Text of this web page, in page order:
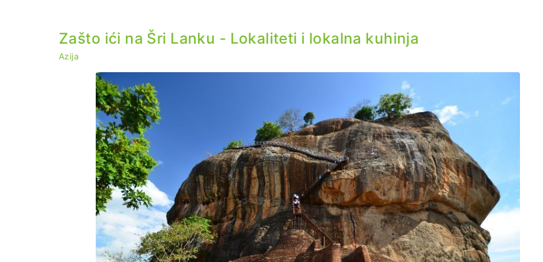
Zašto ići na Šri Lanku - Lokaliteti i lokalna kuhinja
Azija